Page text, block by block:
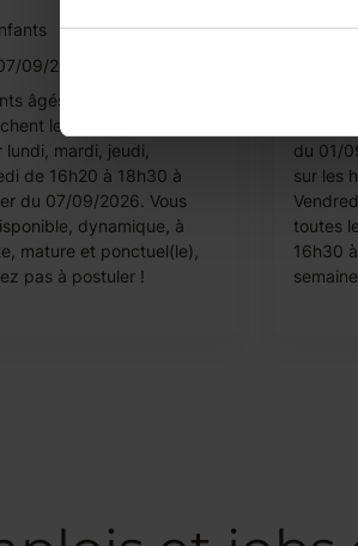
7h/semaine
09/2026au30/06/2027
âgés de 4 ans et 7 ans
leur nounou pour les
lundi, mardi, jeudi,
de 16h20 à 18h30 à
du 07/09/2026. Vous
dynamique, à
mature et ponctuel(le),
pas à postuler !
2
du 01/
sur les
toutes
16h30